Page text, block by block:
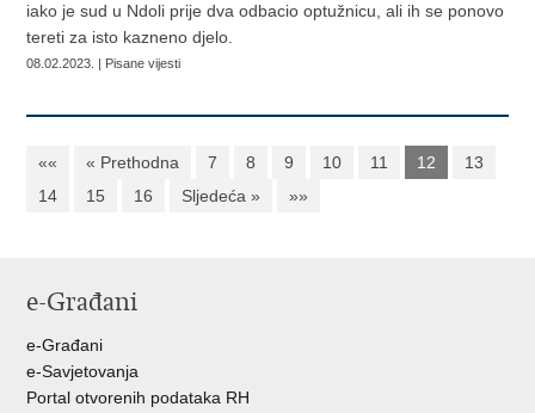
iako je sud u Ndoli prije dva odbacio optužnicu, ali ih se ponovo
tereti za isto kazneno djelo.
08.02.2023. | Pisane vijesti
«« « Prethodna 7 8 9 10 11 12
13
14
15 16 Sljedeća » »»
e-Građani
e-Građani
e-Savjetovanja
Portal otvorenih podataka RH